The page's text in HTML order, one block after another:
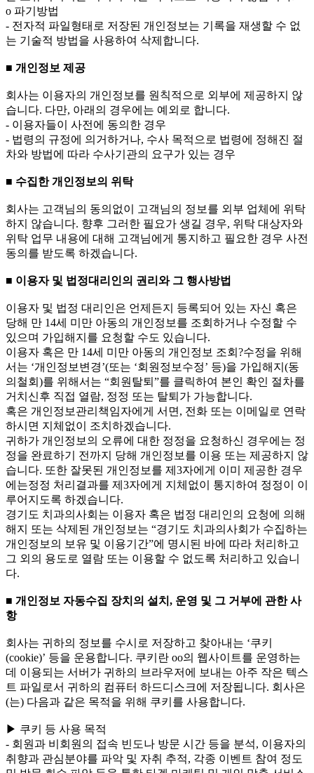
ο 파기방법
- 전자적 파일형태로 저장된 개인정보는 기록을 재생할 수 없
는 기술적 방법을 사용하여 삭제합니다.
■ 개인정보 제공
회사는 이용자의 개인정보를 원칙적으로 외부에 제공하지 않
습니다. 다만, 아래의 경우에는 예외로 합니다.
- 이용자들이 사전에 동의한 경우
- 법령의 규정에 의거하거나, 수사 목적으로 법령에 정해진 절
차와 방법에 따라 수사기관의 요구가 있는 경우
■ 수집한 개인정보의 위탁
회사는 고객님의 동의없이 고객님의 정보를 외부 업체에 위탁
하지 않습니다. 향후 그러한 필요가 생길 경우, 위탁 대상자와
위탁 업무 내용에 대해 고객님에게 통지하고 필요한 경우 사전
동의를 받도록 하겠습니다.
■ 이용자 및 법정대리인의 권리와 그 행사방법
이용자 및 법정 대리인은 언제든지 등록되어 있는 자신 혹은
당해 만 14세 미만 아동의 개인정보를 조회하거나 수정할 수
있으며 가입해지를 요청할 수도 있습니다.
이용자 혹은 만 14세 미만 아동의 개인정보 조회?수정을 위해
서는 ‘개인정보변경’(또는 ‘회원정보수정’ 등)을 가입해지(동
의철회)를 위해서는 “회원탈퇴”를 클릭하여 본인 확인 절차를
거치신후 직접 열람, 정정 또는 탈퇴가 가능합니다.
혹은 개인정보관리책임자에게 서면, 전화 또는 이메일로 연락
하시면 지체없이 조치하겠습니다.
귀하가 개인정보의 오류에 대한 정정을 요청하신 경우에는 정
정을 완료하기 전까지 당해 개인정보를 이용 또는 제공하지 않
습니다. 또한 잘못된 개인정보를 제3자에게 이미 제공한 경우
에는정정 처리결과를 제3자에게 지체없이 통지하여 정정이 이
루어지도록 하겠습니다.
경기도 치과의사회는 이용자 혹은 법정 대리인의 요청에 의해
해지 또는 삭제된 개인정보는 “경기도 치과의사회가 수집하는
개인정보의 보유 및 이용기간”에 명시된 바에 따라 처리하고
그 외의 용도로 열람 또는 이용할 수 없도록 처리하고 있습니
다.
■ 개인정보 자동수집 장치의 설치, 운영 및 그 거부에 관한 사
항
회사는 귀하의 정보를 수시로 저장하고 찾아내는 ‘쿠키
(cookie)’ 등을 운용합니다. 쿠키란 oo의 웹사이트를 운영하는
데 이용되는 서버가 귀하의 브라우저에 보내는 아주 작은 텍스
트 파일로서 귀하의 컴퓨터 하드디스크에 저장됩니다. 회사은
(는) 다음과 같은 목적을 위해 쿠키를 사용합니다.
▶ 쿠키 등 사용 목적
- 회원과 비회원의 접속 빈도나 방문 시간 등을 분석, 이용자의
취향과 관심분야를 파악 및 자취 추적, 각종 이벤트 참여 정도